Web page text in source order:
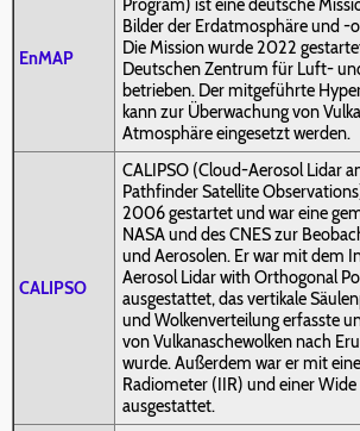
EnMAP
Program) ist eine deutsche
Bilder der Erdatmosphäre und -
Die Mission wurde 2022
Deutschen Zentrum für Luft-
betrieben. Der mitgeführte
kann zur Überwachung von
Atmosphäre eingesetzt werden.
CALIPSO
CALIPSO (Cloud-Aerosol Lidar
Pathfinder Satellite
2006 gestartet und war eine
NASA und des CNES zur
und Aerosolen. Er war mit dem
Aerosol Lidar with Orthogonal
ausgestattet, das vertikale
und Wolkenverteilung erfasste
von Vulkanaschewolken nach
wurde. Außerdem war er mit
Radiometer (IIR) und einer
ausgestattet.